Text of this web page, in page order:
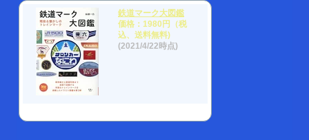
鉄道マーク大図鑑
価格：1980円（税
込、送料無料)
(2021/4/22時点)